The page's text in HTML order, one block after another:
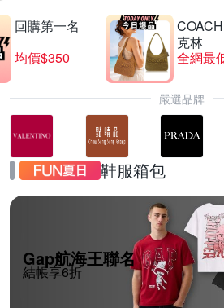
回購第一名
均價$350
克林
嚴選品牌
鞋服箱包
Gap航海王聯名
結帳享6折